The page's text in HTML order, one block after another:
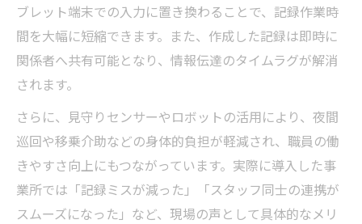
ブレット端末での入力に置き換わることで、記録作業時
間を大幅に短縮できます。また、作成した記録は即時に
関係者へ共有可能となり、情報伝達のタイムラグが解消
されます。
さらに、見守りセンサーやロボットの活用により、夜間
巡回や移乗介助などの身体的負担が軽減され、職員の働
きやすさ向上にもつながっています。実際に導入した事
業所では「記録ミスが減った」「スタッフ同士の連携が
スムーズになった」など、現場の声として具体的なメリ